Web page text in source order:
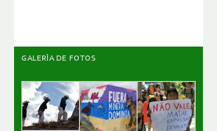
GALERÌA DE FOTOS